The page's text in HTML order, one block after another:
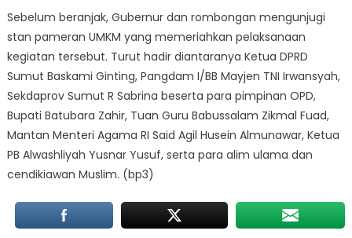
Sebelum beranjak, Gubernur dan rombongan mengunjugi
stan pameran UMKM yang memeriahkan pelaksanaan
kegiatan tersebut. Turut hadir diantaranya Ketua DPRD
Sumut Baskami Ginting, Pangdam I/BB Mayjen TNI Irwansyah,
Sekdaprov Sumut R Sabrina beserta para pimpinan OPD,
Bupati Batubara Zahir, Tuan Guru Babussalam Zikmal Fuad,
Mantan Menteri Agama RI Said Agil Husein Almunawar, Ketua
PB Alwashliyah Yusnar Yusuf, serta para alim ulama dan
cendikiawan Muslim. (bp3)